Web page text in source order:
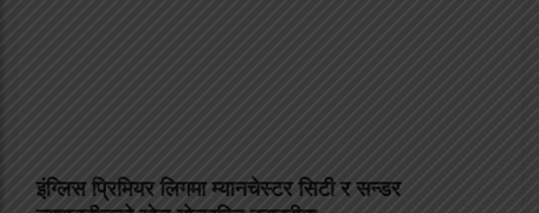
इंग्लिस प्रिमियर लिगमा म्यानचेस्टर सिटी र सन्डर